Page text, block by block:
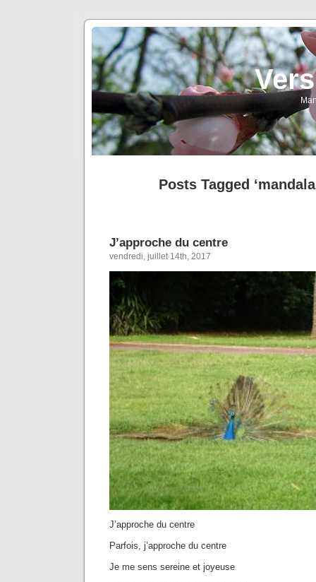
Posts Tagged
J’approche du centre
vendredi, juillet 14th, 2017
J’approche du centre
Parfois, j’approche du centre
Je me sens sereine et joyeuse